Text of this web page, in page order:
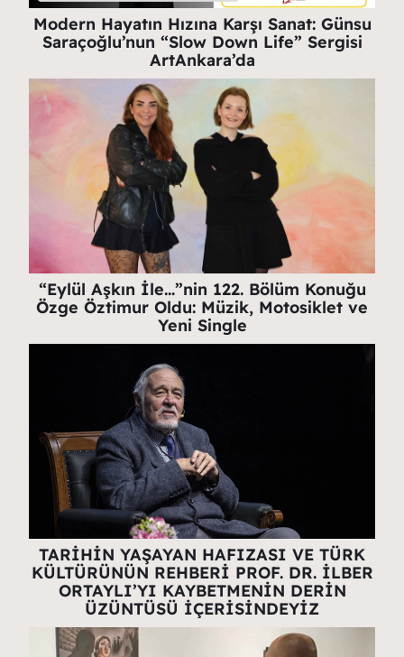
Modern Hayatın Hızına Karşı Sanat: Günsu
Saraçoğlu’nun “Slow Down Life” Sergisi
ArtAnkara’da
“Eylül Aşkın İle…”nin 122. Bölüm Konuğu
Özge Öztimur Oldu: Müzik, Motosiklet ve
Yeni Single
TARİHİN YAŞAYAN HAFIZASI VE TÜRK
KÜLTÜRÜNÜN REHBERİ PROF. DR. İLBER
ORTAYLI’YI KAYBETMENİN DERİN
ÜZÜNTÜSÜ İÇERİSİNDEYİZ